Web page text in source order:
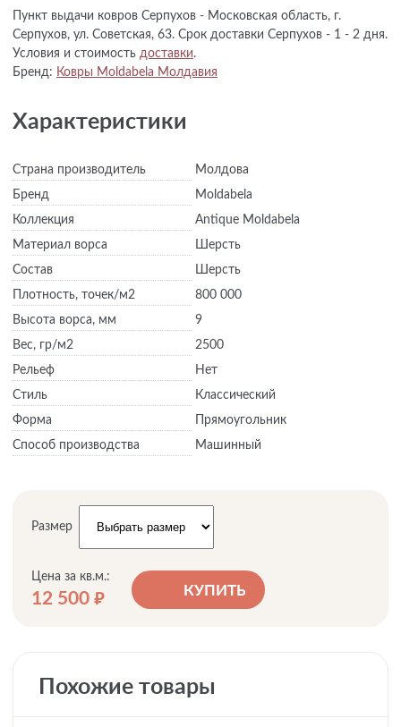
Пункт выдачи ковров Серпухов - Московская область, г.
Серпухов, ул. Советская, 63. Срок доставки Серпухов - 1 - 2 дня.
Условия и стоимость доставки.
Бренд: Ковры Moldabela Молдавия
Характеристики
Страна производитель
Молдова
Бренд
Moldabela
Коллекция
Antique Moldabela
Материал ворса
Шерсть
Состав
Шерсть
Плотность, точек/м2
800 000
Высота ворса, мм
9
Вес, гр/м2
2500
Рельеф
Нет
Стиль
Классический
Форма
Прямоугольник
Способ производства
Машинный
Размер
Цена за кв.м.:
12 500 руб. КУПИТЬ
Похожие товары